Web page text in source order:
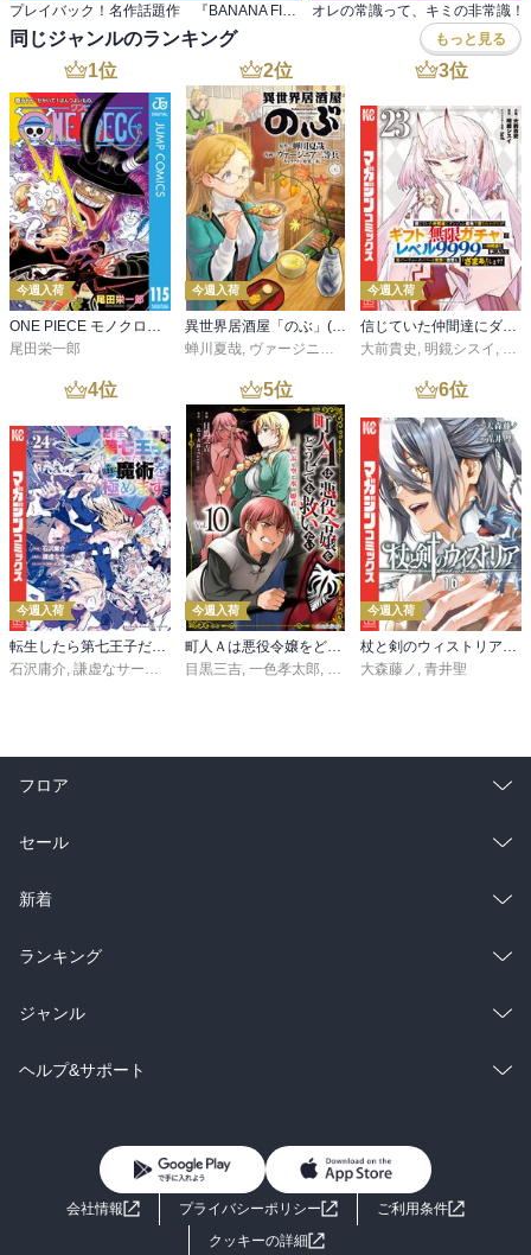
プレイバック！名作話題作 『BANANA FISH』『詩歌川百景』ほか 吉田秋生特集！
同じジャンルのランキング もっと見る
1位
今週入荷
ONE PIECE モノクロ版 115
尾田栄一郎
2位
今週入荷
異世界居酒屋「のぶ」(22)
蝉川夏哉, ヴァージニア二等兵 ,転
3位
今週入荷
信じていた仲間達にダンジョン奥地で殺されかけたがギフト『無限ガチャ』でレベル９９９９の仲間達を手に入れて元パーティーメンバーと世界に復讐＆『ざまぁ！』します！（２３）
大前貴史 , 明鏡シスイ , ｔ
4位
今週入荷
石沢庸介 謙虚なサークル メル。
5位
今週入荷
目黒三吉 一色孝太郎 Parum
6位
今週入荷
大森藤ノ 青井聖
フロア
総合
ラノベ
雑誌・グラビア
BL・TL
セール
総合
ラノベ
雑誌・グラビア
BL・TL
新着
総合
ラノベ
雑誌・グラビア
ランキング
総合
ラノベ
ジャンル
コミック
ライトノベル 男子向けラノベ
小説
ヘルプ&サポート
よくあるご質問 お問い合わせ
会社情報 プライバシーポリシー
ご利用条件
クッキーの詳細